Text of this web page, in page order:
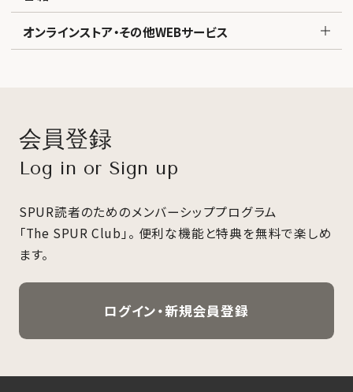
オンラインストア・その他WEBサービス
会員登録
Log in or Sign up
SPUR読者のためのメンバーシッププログラム
「The SPUR Club」。 便利な機能と特典を無料で楽しめ
ます。
ログイン・新規会員登録